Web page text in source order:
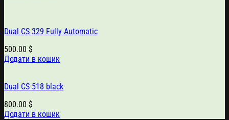
Dual CS 329 Fully Automatic
500.00 $
Додати в кошик
Dual CS 518 black
800.00 $
Додати в кошик